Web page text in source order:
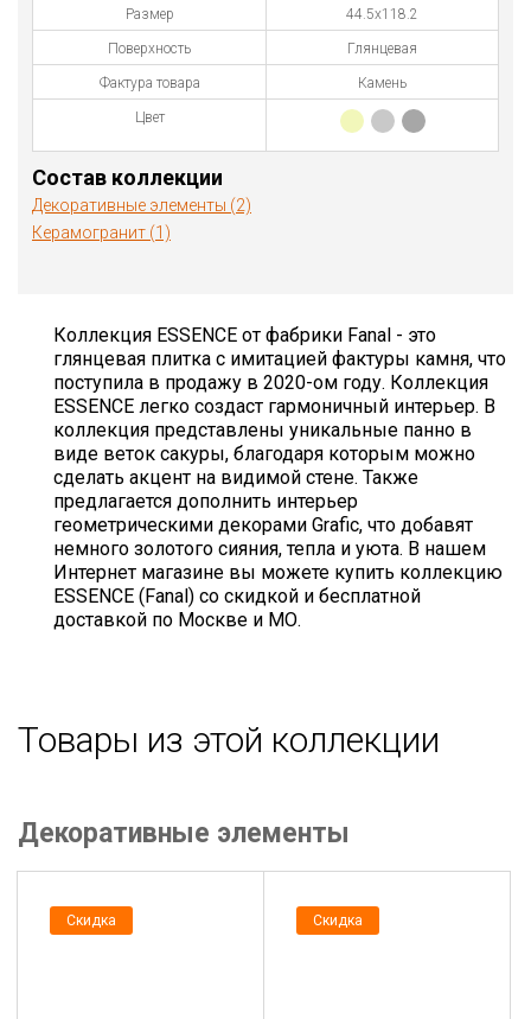
Размер 44.5x118.2
Поверхность Глянцевая
Фактура товара Камень
Цвет
Состав коллекции
Декоративные элементы (2)
Керамогранит (1)
Коллекция ESSENCE от фабрики Fanal - это
глянцевая плитка с имитацией фактуры камня, что
поступила в продажу в 2020-ом году. Коллекция
ESSENCE легко создаст гармоничный интерьер. В
коллекция представлены уникальные панно в
виде веток сакуры, благодаря которым можно
сделать акцент на видимой стене. Также
предлагается дополнить интерьер
геометрическими декорами Grafic, что добавят
немного золотого сияния, тепла и уюта. В нашем
Интернет магазине вы можете купить коллекцию
ESSENCE (Fanal) со скидкой и бесплатной
доставкой по Москве и МО.
Товары из этой коллекции
Декоративные элементы
Скидка Скидка